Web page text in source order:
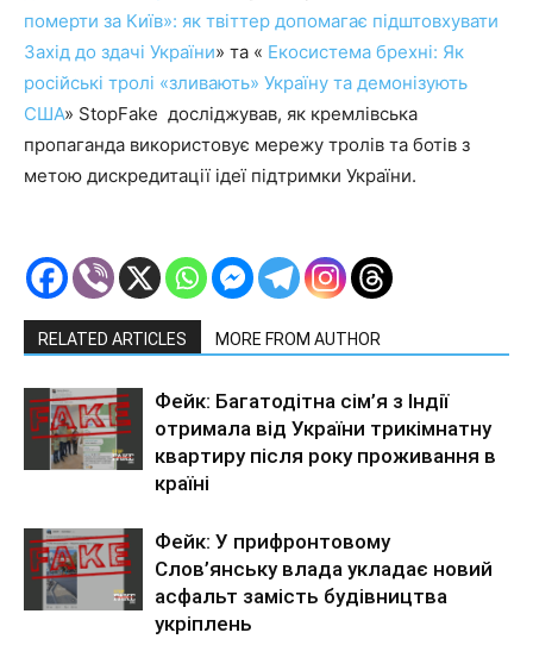
померти за Київ»: як твіттер допомагає підштовхувати
Захід до здачі України» та « Екосистема брехні: Як
російські тролі «зливають» Україну та демонізують
США» StopFake досліджував, як кремлівська
пропаганда використовує мережу тролів та ботів з
метою дискредитації ідеї підтримки України.
RELATED ARTICLES MORE FROM AUTHOR
Фейк: Багатодітна сім’я з Індії
отримала від України трикімнатну
квартиру після року проживання в
країні
Фейк: У прифронтовому
Слов’янську влада укладає новий
асфальт замість будівництва
укріплень